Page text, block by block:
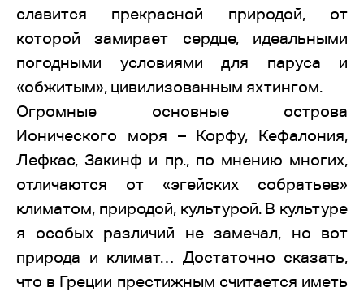
славится прекрасной природой, от
которой замирает сердце, идеальными
погодными условиями для паруса и
«обжитым», цивилизованным яхтингом.
Огромные основные острова
Ионического моря – Корфу, Кефалония,
Лефкас, Закинф и пр., по мнению многих,
отличаются от «эгейских собратьев»
климатом, природой, культурой. В культуре
я особых различий не замечал, но вот
природа и климат… Достаточно сказать,
что в Греции престижным считается иметь